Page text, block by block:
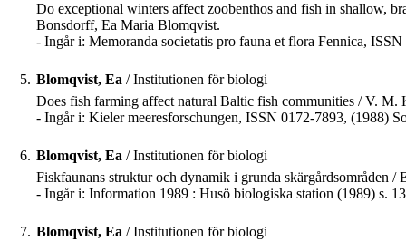
Do exceptional winters affect zoobenthos and fish in shallow,
Bonsdorff, Ea Maria Blomqvist.
- Ingår i: Memoranda societatis pro fauna et flora Fennica,
5. Blomqvist, Ea / Institutionen för biologi
Does fish farming affect natural Baltic fish communities / V.
- Ingår i: Kieler meeresforschungen, ISSN 0172-7893, (1988)
6. Blomqvist, Ea / Institutionen för biologi
Fiskfaunans struktur och dynamik i grunda skärgårdsområden /
- Ingår i: Information 1989 : Husö biologiska station (1989) s.
7. Blomqvist, Ea / Institutionen för biologi